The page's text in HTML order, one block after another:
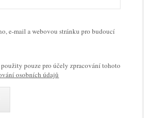
e-mail a webovou stránku pro budoucí
pouze pro účely zpracování tohoto
osobních údajů